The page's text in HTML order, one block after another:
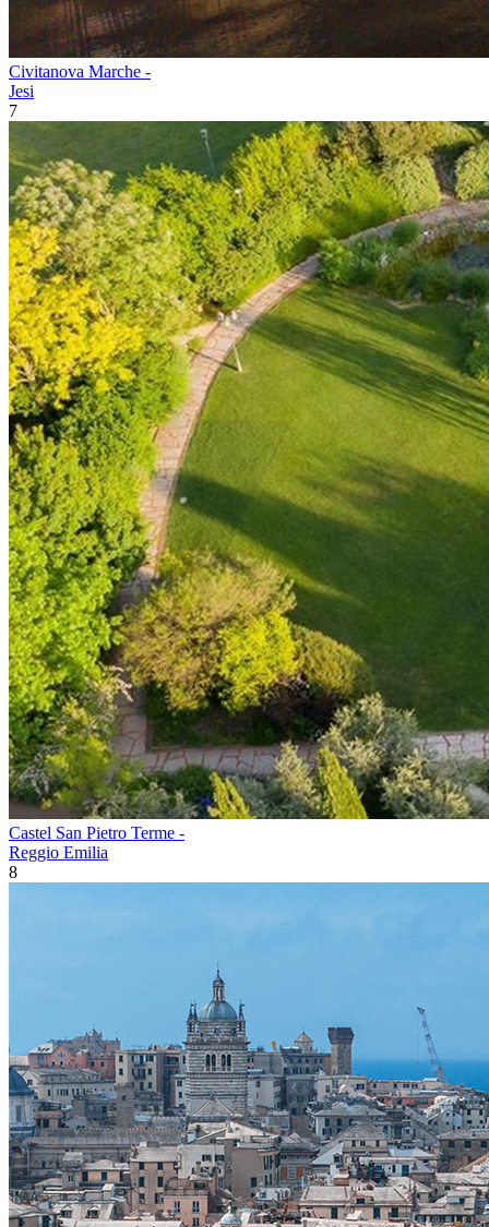
Civitanova Marche -
Jesi
7
Castel San Pietro Terme -
Reggio Emilia
8